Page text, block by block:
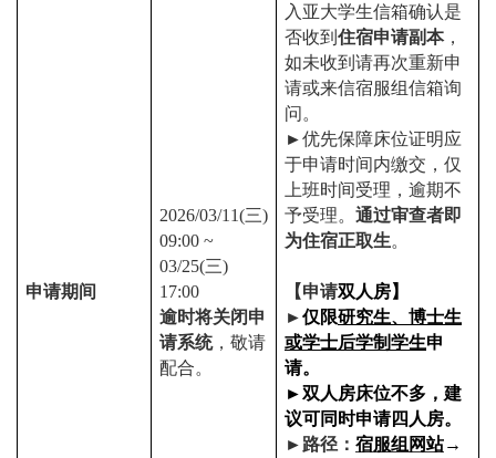
申请期间
2026/03/11(三)
09:00 ~
03/25(三)
17:00
逾时将关闭申
请系统，敬请
配合。
入亚大学生信箱确认是
否收到 住宿申请副本，
如未收到请再次重新申
请或来信宿服组信箱询
问。
►优先保障床位证明应
于申请时间内缴交，仅
上班时间受理，逾期不
予受理。 通过审查者即
为住宿正取生。
【申请双人房】
►仅限研究生、博士生
或学士后学制学生申
请。
►双人房床位不多，建
议可同时申请四人房。
► 路径： 宿服组网站→